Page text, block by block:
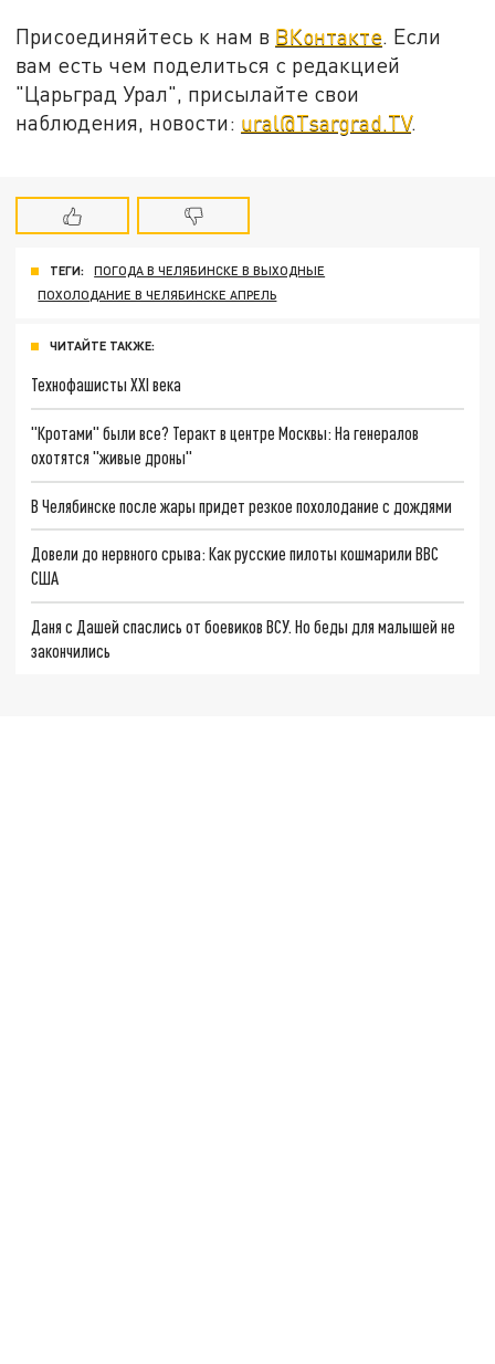
Присоединяйтесь к нам в ВКонтакте. Если
вам есть чем поделиться с редакцией
"Царьград Урал", присылайте свои
наблюдения, новости: ural@Tsargrad.TV.
ТЕГИ:
ПОГОДА В ЧЕЛЯБИНСКЕ В ВЫХОДНЫЕ
ПОХОЛОДАНИЕ В ЧЕЛЯБИНСКЕ АПРЕЛЬ
ЧИТАЙТЕ ТАКЖЕ:
Технофашисты XXI века
"Кротами" были все? Теракт в центре Москвы: На генералов
охотятся "живые дроны"
В Челябинске после жары придет резкое похолодание с дождями
Довели до нервного срыва: Как русские пилоты кошмарили ВВС
США
Даня с Дашей спаслись от боевиков ВСУ. Но беды для малышей не
закончились